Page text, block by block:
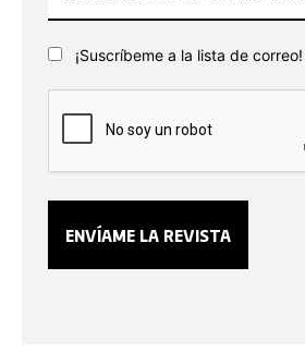
¡Suscríbeme a la lista de correo!